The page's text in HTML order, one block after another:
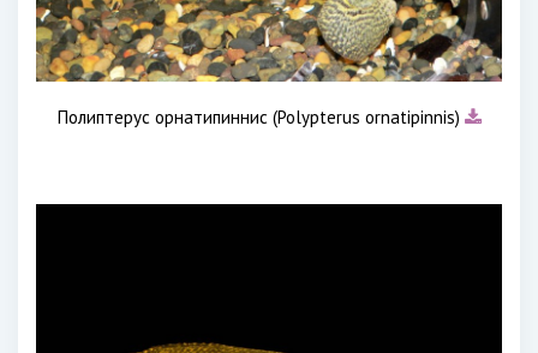
Полиптерус орнатипиннис (Polypterus ornatipinnis)